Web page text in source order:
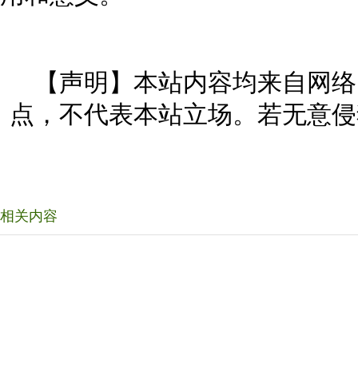
【声明】本站内容均来自网
点，不代表本站立场。若无意
相关内容